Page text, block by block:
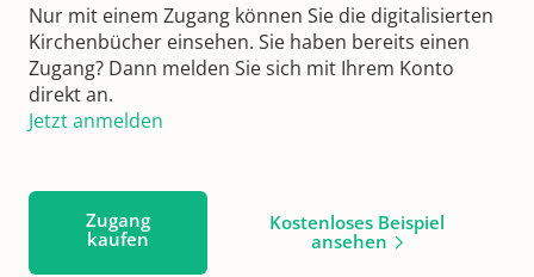
Nur mit einem Zugang können Sie die digitalisierten
Kirchenbücher einsehen. Sie haben bereits einen
Zugang? Dann melden Sie sich mit Ihrem Konto
direkt an.
Jetzt anmelden
Zugang
kaufen
Kostenloses Beispiel
ansehen